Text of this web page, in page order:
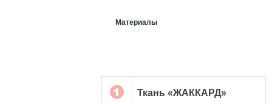
Материалы
Ткань «ЖАККАРД»